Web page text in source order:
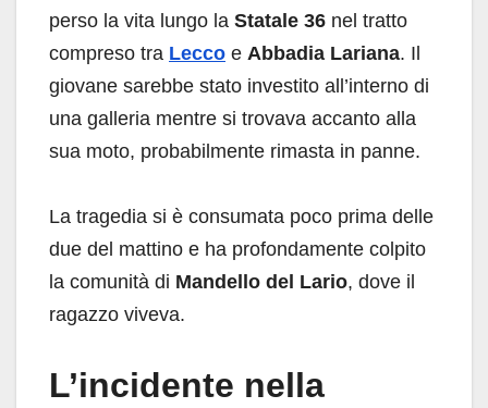
perso la vita lungo la Statale 36 nel tratto
compreso tra Lecco e Abbadia Lariana. Il
giovane sarebbe stato investito all’interno di
una galleria mentre si trovava accanto alla
sua moto, probabilmente rimasta in panne.
La tragedia si è consumata poco prima delle
due del mattino e ha profondamente colpito
la comunità di Mandello del Lario, dove il
ragazzo viveva.
L’incidente nella